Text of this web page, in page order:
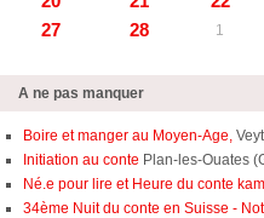
27
28 1
A ne pas manquer
Boire et manger au Moyen-Age,
Initiation au conte Plan-les-Ouates
Né.e pour lire et Heure du conte
34ème Nuit du conte en Suisse -